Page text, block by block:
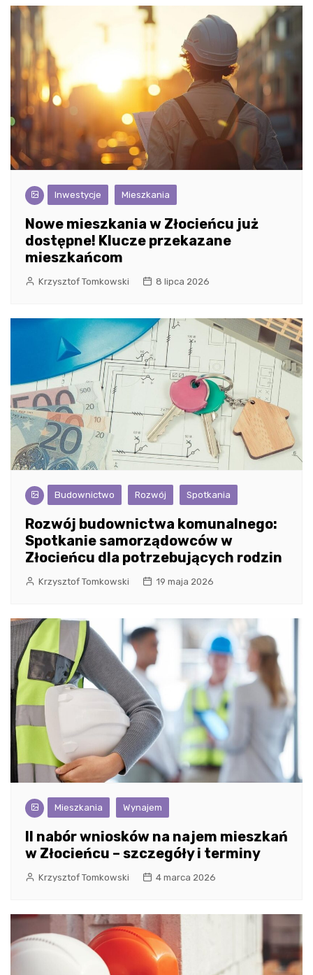
Inwestycje Mieszkania
Nowe mieszkania w Złocieńcu już
dostępne! Klucze przekazane
mieszkańcom
Krzysztof Tomkowski 8 lipca 2026
Budownictwo Rozwój Spotkania
Rozwój budownictwa komunalnego:
Spotkanie samorządowców w
Złocieńcu dla potrzebujących rodzin
Krzysztof Tomkowski 19 maja 2026
Mieszkania Wynajem
II nabór wniosków na najem mieszkań
w Złocieńcu – szczegóły i terminy
Krzysztof Tomkowski 4 marca 2026